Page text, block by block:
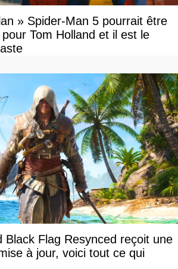
» Spider-Man 5 pourrait être
Tom Holland et il est le
Black Flag Resynced reçoit une
à jour, voici tout ce qui